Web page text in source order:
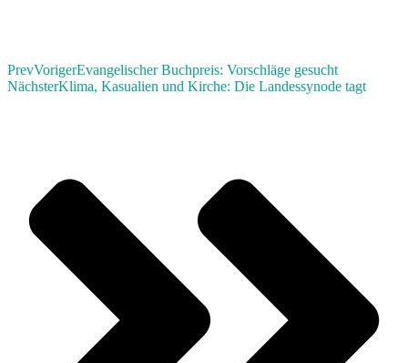
PrevVorigerEvangelischer Buchpreis: Vorschläge gesucht
NächsterKlima, Kasualien und Kirche: Die Landessynode tagt